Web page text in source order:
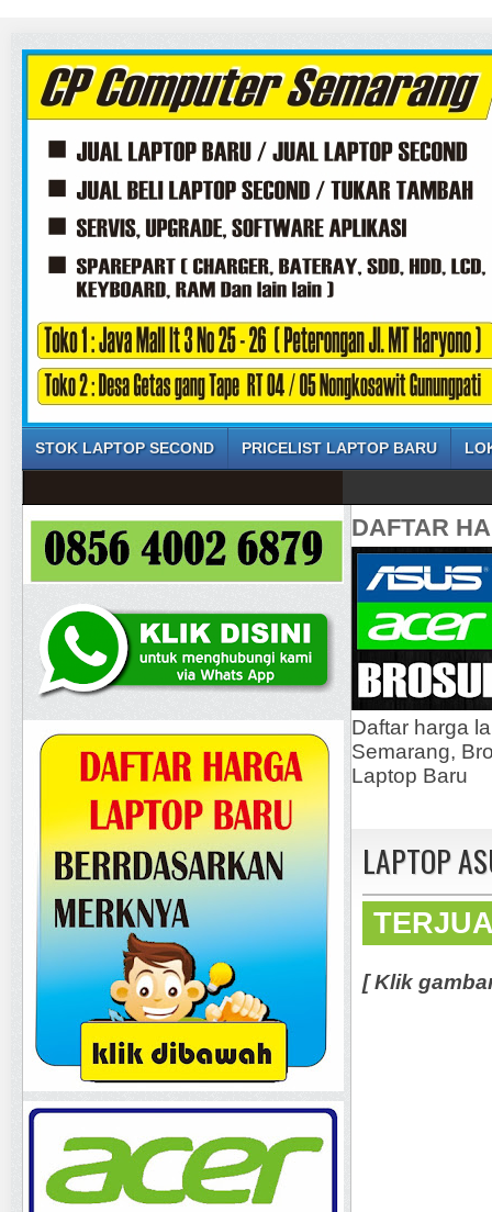
STOK LAPTOP SECOND PRICELIST LAPTOP BARU
DAFTAR
Daftar harga
Semarang,
Laptop Baru
LAPTOP
[ Klik